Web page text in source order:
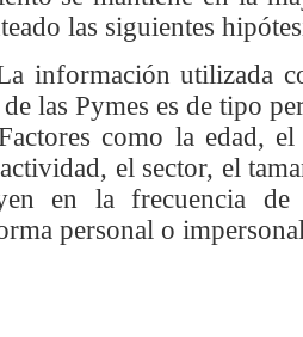
las siguientes
información utilizada
las Pymes es de tipo
como la edad,
el sector, el
en la frecuencia
personal o